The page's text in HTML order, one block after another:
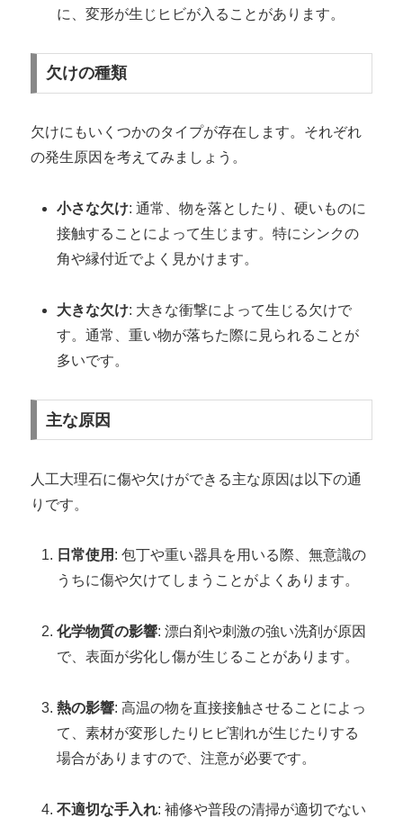
に、変形が生じヒビが入ることがあります。
欠けの種類
欠けにもいくつかのタイプが存在します。それぞれ
の発生原因を考えてみましょう。
小さな欠け: 通常、物を落としたり、硬いものに
接触することによって生じます。特にシンクの
角や縁付近でよく見かけます。
大きな欠け: 大きな衝撃によって生じる欠けで
す。通常、重い物が落ちた際に見られることが
多いです。
主な原因
人工大理石に傷や欠けができる主な原因は以下の通
りです。
日常使用 : 包丁や重い器具を用いる際、無意識の
うちに傷や欠けてしまうことがよくあります。
化学物質の影響: 漂白剤や刺激の強い洗剤が原因
で、表面が劣化し傷が生じることがあります。
熱の影響: 高温の物を直接接触させることによっ
て、素材が変形したりヒビ割れが生じたりする
場合がありますので、注意が必要です。
不適切な手入れ: 補修や普段の清掃が適切でない